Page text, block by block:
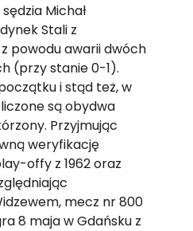
Michał
Stali z
powodu awarii dwóch
(przy stanie 0-1).
i stąd też, w
są obydwa
Przyjmując
weryfikację
offy z 1962 oraz
mecz nr 800
8 maja w Gdańsku z